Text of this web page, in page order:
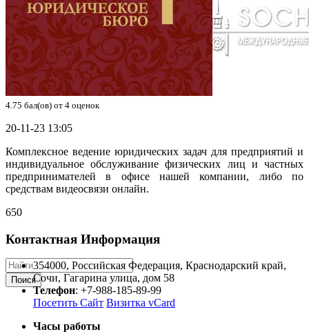
Поиск
4.75 бал(ов) от 4 оценок
20-11-23 13:05
Комплексное ведение юридических задач для предприятий и
индивидуальное обслуживание физических лиц и частных
предпринимателей в офисе нашей компании, либо по
средствам видеосвязи онлайн.
650
Контактная Информация
354000, Российская Федерация, Краснодарский край,
Сочи, Гагарина улица, дом 58
Телефон: +7-988-185-89-99
Посетить Сайт Визитка vCard
Часы работы